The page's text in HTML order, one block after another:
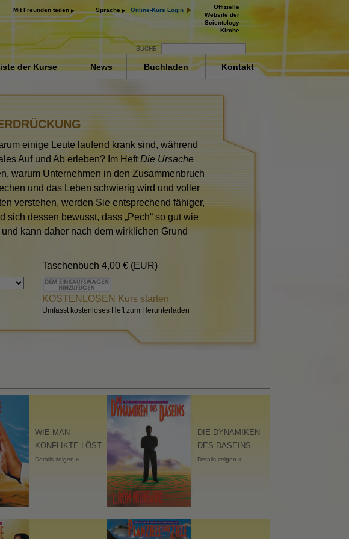
Mit Freunden teilen Sprache Online-Kurs Login
Offizielle
Website der
Scientology
Kirche
SUCHE
der Kurse
für Krankheiten und
Grundlagen des
Ursache von Unterdrückung
Bestandteile des
Dynamiken des Daseins
man Konflikte löst
und Ehrlichkeit
Ehe
für eine gefährliche
News Buchladen Kontakt
einige Leute laufend krank sind, während
Auf und Ab erleben? Im HeftDie Ursache
warum Unternehmen in den Zusammenbruch
und das Leben schwierig wird und voller
verstehen, werden Sie entsprechend fähiger,
sich dessen bewusst, dass „Pech“ so gut wie
kann daher nach dem wirklichen Grund
Taschenbuch4,00 € (EUR)
KOSTENLOSEN Kurs starten
Umfasst kostenloses Heft zum Herunterladen
WIE MAN
KONFLIKTE LÖST
Details zeigen »
DIE DYNAMIKEN
DES DASEINS
Details zeigen »